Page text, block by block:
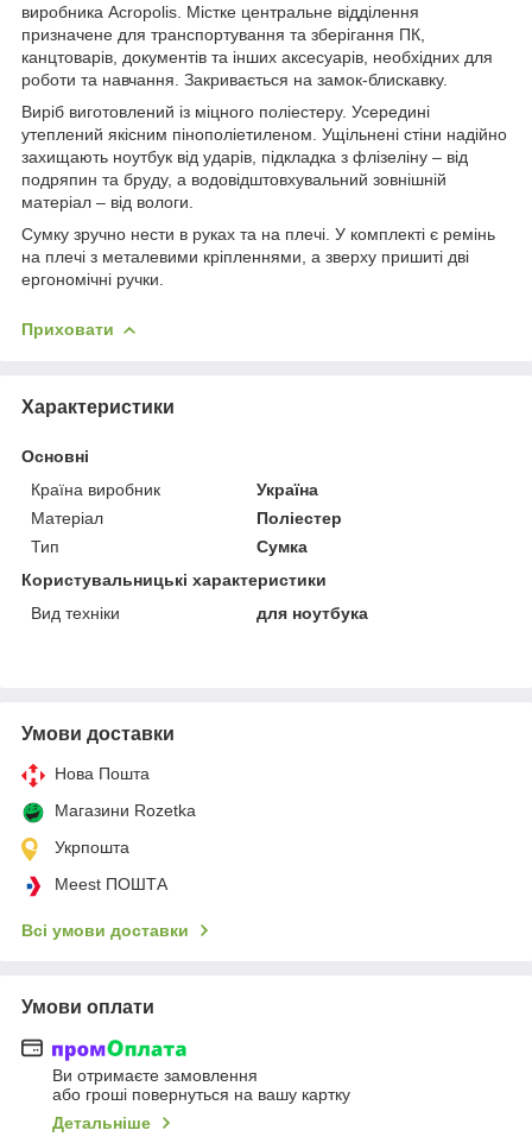
виробника Acropolis. Містке центральне відділення
призначене для транспортування та зберігання ПК,
канцтоварів, документів та інших аксесуарів, необхідних для
роботи та навчання. Закривається на замок-блискавку.
Виріб виготовлений із міцного поліестеру. Усередині
утеплений якісним пінополіетиленом. Ущільнені стіни надійно
захищають ноутбук від ударів, підкладка з флізеліну – від
подряпин та бруду, а водовідштовхувальний зовнішній
матеріал – від вологи.
Сумку зручно нести в руках та на плечі. У комплекті є ремінь
на плечі з металевими кріпленнями, а зверху пришиті дві
ергономічні ручки.
Приховати
Характеристики
Основні
Країна виробник
Україна
Матеріал
Поліестер
Тип
Сумка
Користувальницькі характеристики
Вид техніки
для ноутбука
Умови доставки
Нова Пошта
Магазини Rozetka
Укрпошта
Meest ПОШТА
Всі умови доставки
Умови оплати
Ви отримаєте замовлення
або гроші повернуться на вашу картку
Детальніше